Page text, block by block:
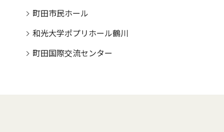
町田市民ホール
和光大学ポプリホール鶴川
町田国際交流センター